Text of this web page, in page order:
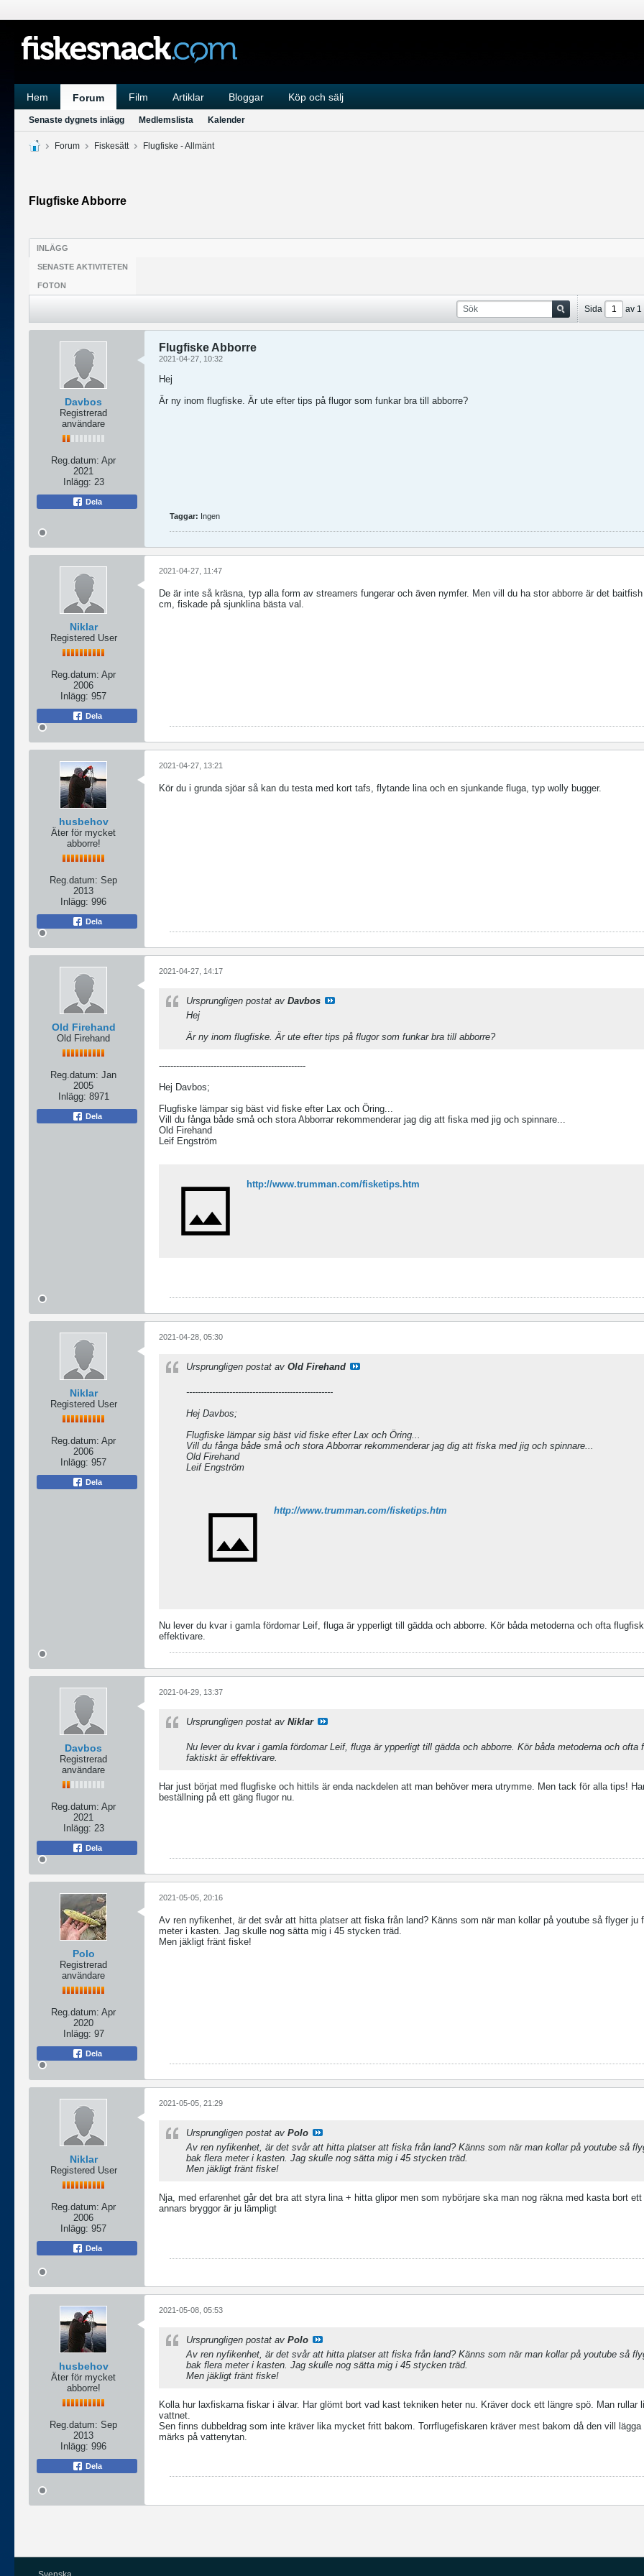
Hem Forum Film Artiklar Bloggar Köp och sälj
Senaste dygnets inlägg Medlemslista Kalender
Forum Fiskesätt Flugfiske - Allmänt
Flugfiske Abborre
INLÄGG
SENASTE AKTIVITETEN
FOTON
Sida av 1
Davbos
Registrerad
användare
Reg.datum: Apr
2021
Inlägg: 23
Dela
Flugfiske Abborre
2021-04-27, 10:32
Hej
Är ny inom flugfiske. Är ute efter tips på flugor som funkar bra till abborre?
Taggar: Ingen
Niklar
Registered User
Reg.datum: Apr
2006
Inlägg: 957
Dela
2021-04-27, 11:47
De är inte så kräsna, typ alla form av streamers fungerar och även nymfer. Men vill du ha stor abborre är det
cm, fiskade på sjunklina bästa val.
husbehov
Äter för mycket
abborre!
Reg.datum: Sep
2013
Inlägg: 996
Dela
2021-04-27, 13:21
Kör du i grunda sjöar så kan du testa med kort tafs, flytande lina och en sjunkande fluga, typ wolly bugger.
Old Firehand
Old Firehand
Reg.datum: Jan
2005
Inlägg: 8971
Dela
2021-04-27, 14:17
Ursprungligen postat av Davbos
Hej
Är ny inom flugfiske. Är ute efter tips på flugor som funkar bra till abborre?
---------------------------------------------------
Hej Davbos;
Flugfiske lämpar sig bäst vid fiske efter Lax och Öring...
Vill du fånga både små och stora Abborrar rekommenderar jag dig att fiska med jig och spinnare...
Old Firehand
Leif Engström
http://www.trumman.com/fisketips.htm
Niklar
Registered User
Reg.datum: Apr
2006
Inlägg: 957
Dela
2021-04-28, 05:30
Ursprungligen postat av Old Firehand
---------------------------------------------------
Hej Davbos;
Flugfiske lämpar sig bäst vid fiske efter Lax och Öring...
Vill du fånga både små och stora Abborrar rekommenderar jag dig att fiska med jig och spinnare...
Old Firehand
Leif Engström
http://www.trumman.com/fisketips.htm
Nu lever du kvar i gamla fördomar Leif, fluga är ypperligt till gädda och abborre. Kör båda metoderna och ofta
effektivare.
Davbos
Registrerad
användare
Reg.datum: Apr
2021
Inlägg: 23
Dela
2021-04-29, 13:37
Ursprungligen postat av Niklar
Nu lever du kvar i gamla fördomar Leif, fluga är ypperligt till gädda och abborre. Kör båda metoderna och ofta
faktiskt är effektivare.
Har just börjat med flugfiske och hittils är enda nackdelen att man behöver mera utrymme. Men tack för alla tips!
beställning på ett gäng flugor nu.
Polo
Registrerad
användare
Reg.datum: Apr
2020
Inlägg: 97
Dela
2021-05-05, 20:16
Av ren nyfikenhet, är det svår att hitta platser att fiska från land? Känns som när man kollar på youtube så flyger ju
meter i kasten. Jag skulle nog sätta mig i 45 stycken träd.
Men jäkligt fränt fiske!
Niklar
Registered User
Reg.datum: Apr
2006
Inlägg: 957
Dela
2021-05-05, 21:29
Ursprungligen postat av Polo
Av ren nyfikenhet, är det svår att hitta platser att fiska från land? Känns som när man kollar på youtube så
bak flera meter i kasten. Jag skulle nog sätta mig i 45 stycken träd.
Men jäkligt fränt fiske!
Nja, med erfarenhet går det bra att styra lina + hitta glipor men som nybörjare ska man nog räkna med kasta bort ett
annars bryggor är ju lämpligt
husbehov
Äter för mycket
abborre!
Reg.datum: Sep
2013
Inlägg: 996
Dela
2021-05-08, 05:53
Ursprungligen postat av Polo
Av ren nyfikenhet, är det svår att hitta platser att fiska från land? Känns som när man kollar på youtube så
bak flera meter i kasten. Jag skulle nog sätta mig i 45 stycken träd.
Men jäkligt fränt fiske!
Kolla hur laxfiskarna fiskar i älvar. Har glömt bort vad kast tekniken heter nu. Kräver dock ett längre spö. Man rullar
vattnet.
Sen finns dubbeldrag som inte kräver lika mycket fritt bakom. Torrflugefiskaren kräver mest bakom då den vill
märks på vattenytan.